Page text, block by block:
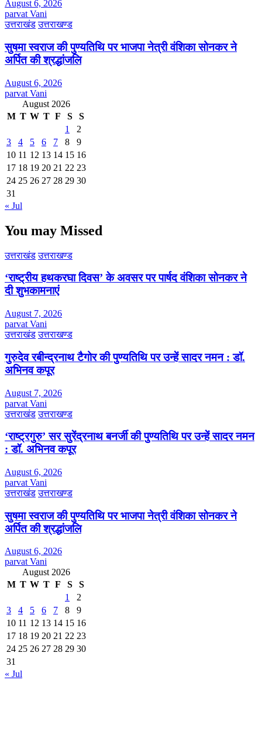
August 6, 2026
parvat Vani
उत्तराखंड उत्तराखण्ड
सुषमा स्वराज की पुण्यतिथि पर भाजपा नेत्री वंशिका सोनकर ने
अर्पित की श्रद्धांजलि
August 6, 2026
parvat Vani
August 2026
M T W T F S
S
1
2
3
4 5 6 7 8
9
10 11 12 13 14 15 16
17 18 19 20 21 22 23
24 25 26 27 28 29 30
31
« Jul
You may Missed
उत्तराखंड उत्तराखण्ड
‘राष्ट्रीय हथकरघा दिवस’ के अवसर पर पार्षद वंशिका सोनकर ने
दी शुभकामनाएं
August 7, 2026
parvat Vani
उत्तराखंड उत्तराखण्ड
गुरुदेव रबीन्द्रनाथ टैगोर की पुण्यतिथि पर उन्हें सादर नमन : डॉ.
अभिनव कपूर
August 7, 2026
parvat Vani
उत्तराखंड उत्तराखण्ड
‘राष्ट्रगुरु’ सर सुरेंद्रनाथ बनर्जी की पुण्यतिथि पर उन्हें सादर नमन
: डॉ. अभिनव कपूर
August 6, 2026
parvat Vani
उत्तराखंड उत्तराखण्ड
सुषमा स्वराज की पुण्यतिथि पर भाजपा नेत्री वंशिका सोनकर ने
अर्पित की श्रद्धांजलि
August 6, 2026
parvat Vani
August 2026
M T W T F S
S
1
2
3
4 5 6 7 8
9
10 11 12 13 14 15 16
17 18 19 20 21 22 23
24 25 26 27 28 29 30
31
« Jul